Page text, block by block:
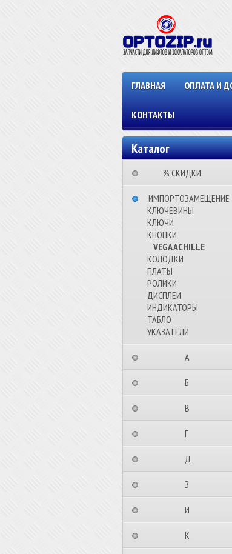
ГЛАВНАЯ ОПЛАТА И
КОНТАКТЫ
Каталог
⠀⠀⠀% СКИДКИ⠀⠀⠀⠀
⠀ИМПОРТОЗАМЕЩЕНИЕ
КЛЮЧЕВИНЫ
КЛЮЧИ
КНОПКИ
VEGA ACHILLE
КОЛОДКИ
ПЛАТЫ
РОЛИКИ
ДИСПЛЕИ
ИНДИКАТОРЫ
ТАБЛО
УКАЗАТЕЛИ